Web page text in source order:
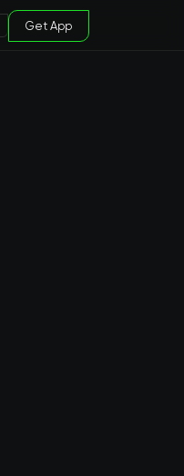
Get App